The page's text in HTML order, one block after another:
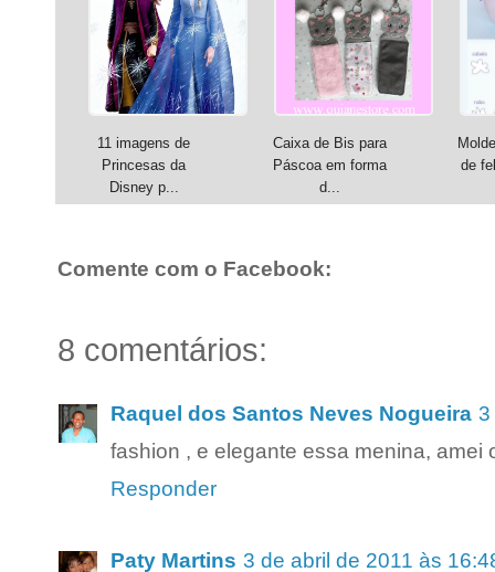
11 imagens de
Princesas da
Disney p...
Caixa de Bis para
Páscoa em forma
d...
de
Comente com o Facebook:
8 comentários:
Raquel dos Santos Neves Nogueira 3
fashion , e elegante essa menina, amei
Responder
Paty Martins 3 de abril de 2011 às